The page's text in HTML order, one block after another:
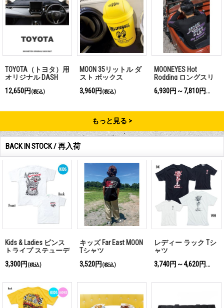
TOYOTA（トヨタ）用
オリジナル DASH
ト)
12,650円 (税込)
MOON 35リットル ダ
スト ボックス
3,960円 (税込)
MOONEYES Hot
Rodding ロングスリ
6,930円～7,810円
(税込)
もっと見る
BACK IN STOCK / 再入荷
Kids & Ladies ピンス
トライプ ステューデ
3,300円 (税込)
キッズ Far East MOON
Tシャツ
3,520円 (税込)
レディー ラック Tシ
ャツ
3,740円～4,620円
(税込)